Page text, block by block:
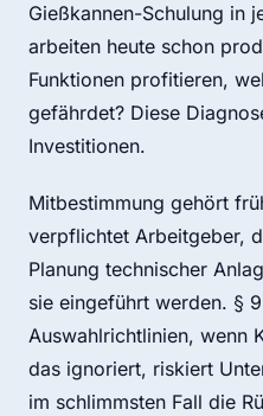
Gießkannen-Schulung in
arbeiten heute schon
Funktionen profitieren,
gefährdet? Diese
Investitionen.
Mitbestimmung gehört
verpflichtet Arbeitgeber,
Planung technischer
sie eingeführt werden. §
Auswahlrichtlinien, wenn
das ignoriert, riskiert
im schlimmsten Fall die